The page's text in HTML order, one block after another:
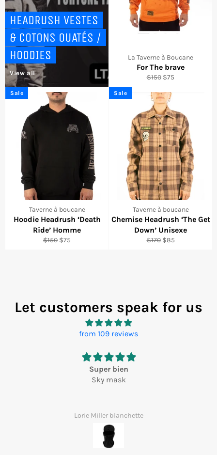
HEADRUSH VESTES
& COTONS OUATÉS /
HOODIES
View all
La Taverne à Boucane
For The brave
Regular
$150 Sale
$75
Taverne à boucane
Hoodie Headrush ‘Death
Ride’ Homme
Regular
$150 Sale
$75
Sale
Taverne à boucane
Chemise Headrush ‘The Get
Down’ Unisexe
Regular
$170 Sale
$85
Sale
Let customers speak for us
from 109 reviews
Super bien
Sky mask
Lorie Miller blanchette